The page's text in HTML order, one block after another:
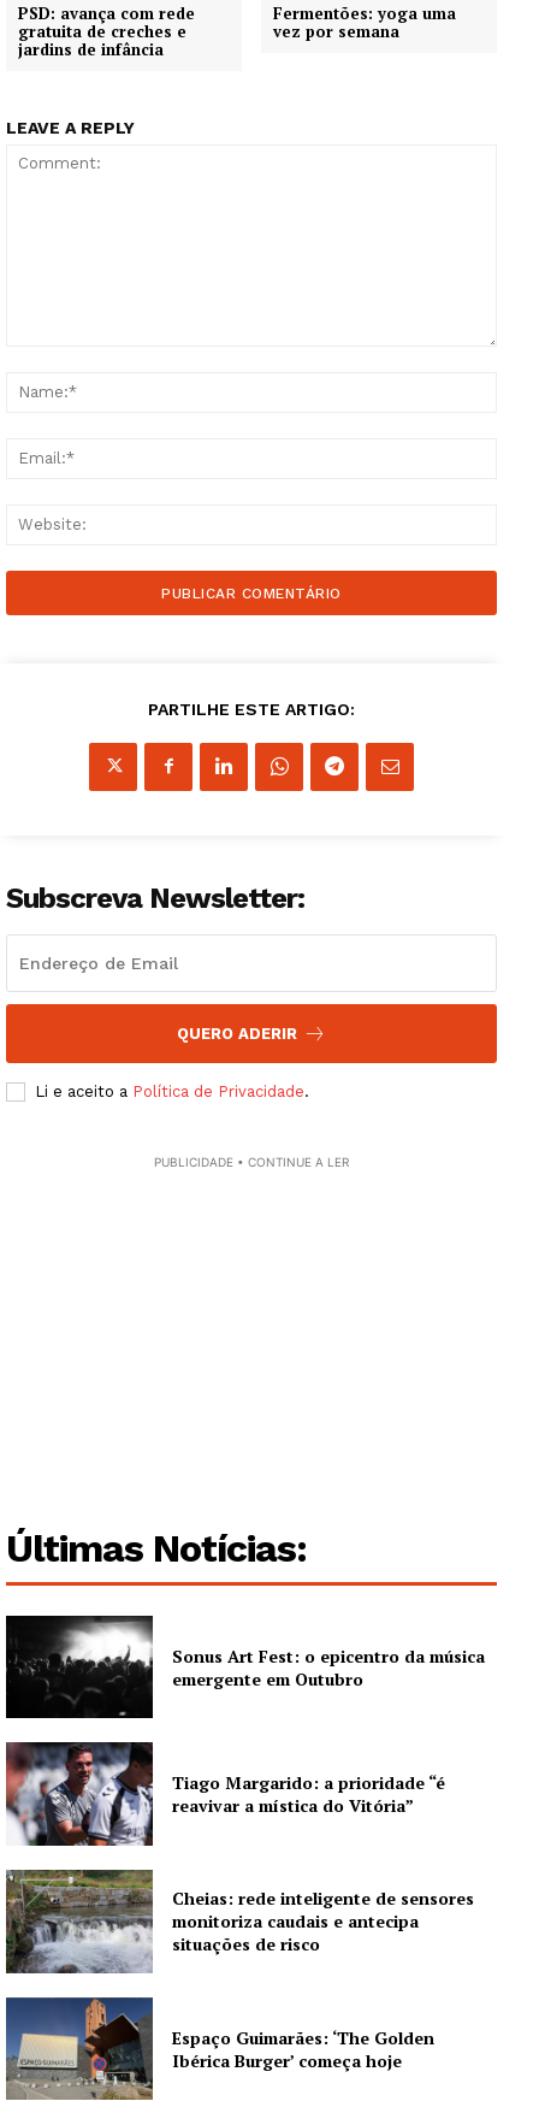
Guimarães, agora!
PSD: avança com rede
gratuita de creches e
jardins de infância
Fermentões: yoga uma
vez por semana
LEAVE A REPLY
PARTILHE ESTE ARTIGO:
Subscreva Newsletter:
QUERO ADERIR
Li e aceito a Política de Privacidade.
PUBLICIDADE • CONTINUE A LER
Últimas Notícias:
Sonus Art Fest: o epicentro da música
emergente em Outubro
Tiago Margarido: a prioridade “é
reavivar a mística do Vitória”
Cheias: rede inteligente de sensores
monitoriza caudais e antecipa
situações de risco
Espaço Guimarães: ‘The Golden
Ibérica Burger’ começa hoje